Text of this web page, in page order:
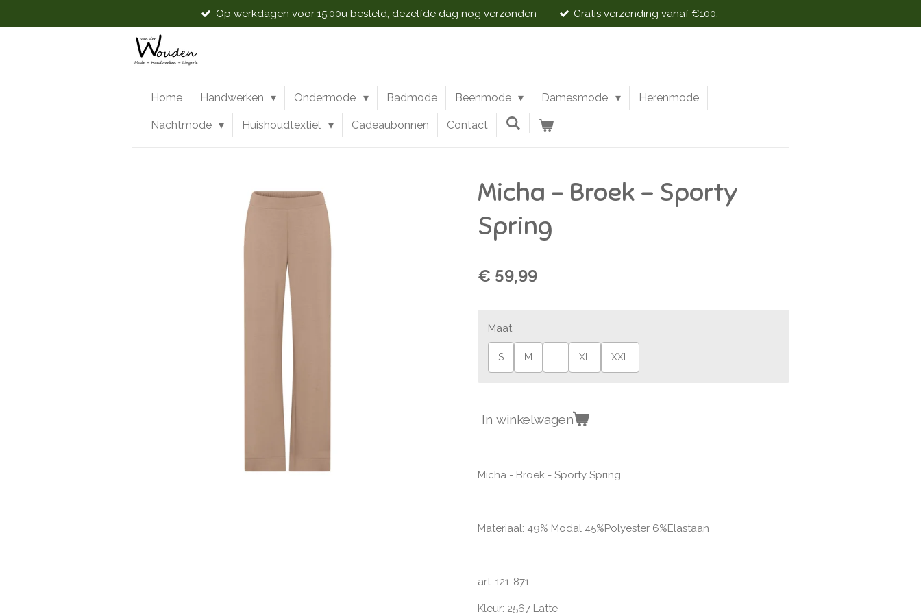
direct
Op werkdagen voor 15:00u besteld, dezelfde dag nog verzonden Gratis verzending vanaf €100,-
Home Handwerken Ondermode Badmode Beenmode Damesmode Herenmode
Nachtmode Huishoudtextiel Cadeaubonnen Contact
Micha - Broek - Sporty
Spring
€ 59,99
Maat
S M XL XXL
In winkelwagen
Micha - Broek - Sporty Spring
Materiaal: 49% Modal 45%Polyester 6%Elastaan
art. 121-871
Kleur: 2567 Latte